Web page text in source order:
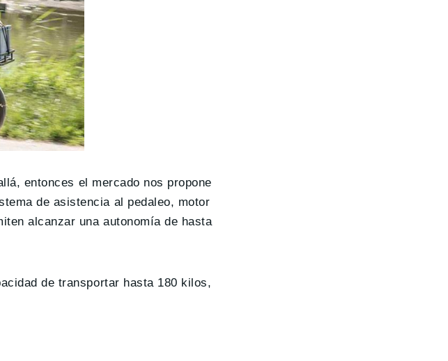
entonces el mercado nos propone
de asistencia al pedaleo, motor
alcanzar una autonomía de hasta
de transportar hasta 180 kilos,